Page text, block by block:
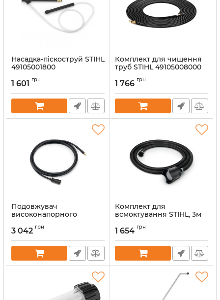
Насадка-піскоструй STIHL
49105001800
1 601 грн
Комплект для чищення
труб STIHL 49105008000
1 766 грн
Подовжувач
високонапорного
(49105000802)
Артикул: 51832
3 042 грн
Комплект для
всмоктування STIHL, 3м
Артикул:
1 654 грн